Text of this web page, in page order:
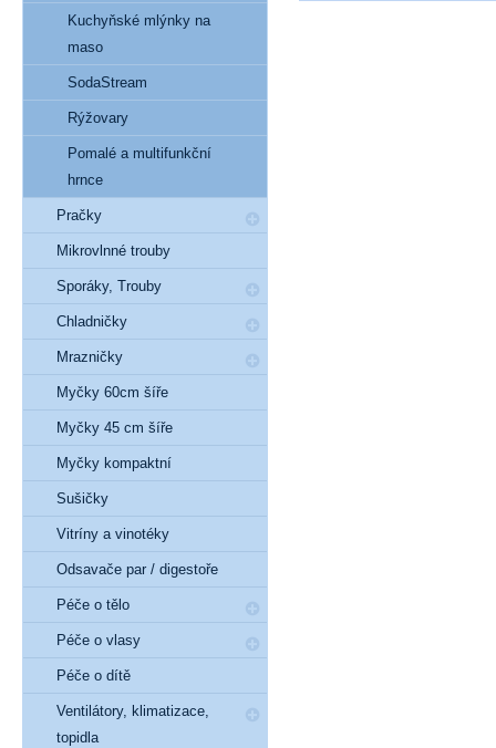
Kuchyňské mlýnky na
maso
SodaStream
Rýžovary
Pomalé a multifunkční
hrnce
Pračky
Mikrovlnné trouby
Sporáky, Trouby
Chladničky
Mrazničky
Myčky 60cm šíře
Myčky 45 cm šíře
Myčky kompaktní
Sušičky
Vitríny a vinotéky
Odsavače par / digestoře
Péče o tělo
Péče o vlasy
Péče o dítě
Ventilátory, klimatizace,
topidla